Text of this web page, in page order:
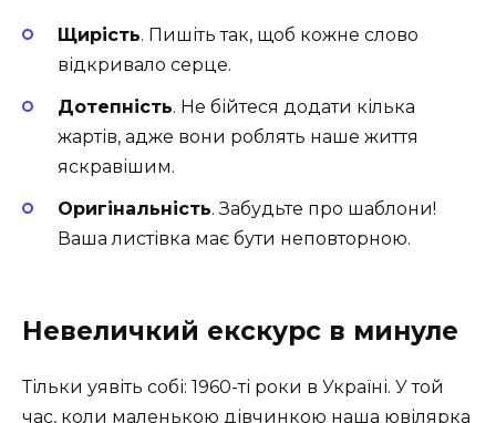
Щирість. Пишіть так, щоб кожне слово
відкривало серце.
Дотепність. Не бійтеся додати кілька
жартів, адже вони роблять наше життя
яскравішим.
Оригінальність. Забудьте про шаблони!
Ваша листівка має бути неповторною.
Невеличкий екскурс в минуле
Тільки уявіть собі: 1960-ті роки в Україні. У той
час, коли маленькою дівчинкою наша ювілярка